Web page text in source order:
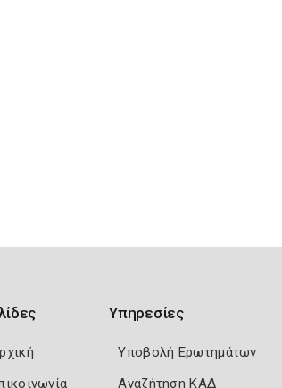
Υπηρεσίες
Υποβολή Ερωτημάτων
Αναζήτηση ΚΑΔ